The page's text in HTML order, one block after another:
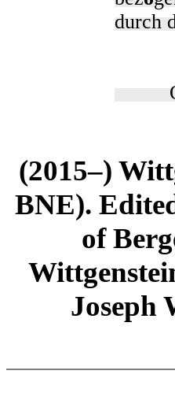
durch
(2015–)
BNE).
of
Joseph